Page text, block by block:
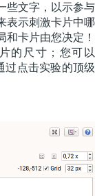
些文字，以示参与
表示刺激卡片中哪
卡片由您决定！
的尺寸；您可以
过点击实验的顶级